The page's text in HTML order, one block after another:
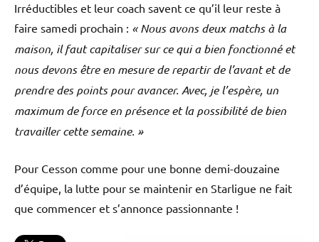
Irréductibles et leur coach savent ce qu’il leur reste à
faire samedi prochain : « Nous avons deux matchs à la
maison, il faut capitaliser sur ce qui a bien fonctionné et
nous devons être en mesure de repartir de l’avant et de
prendre des points pour avancer. Avec, je l’espère, un
maximum de force en présence et la possibilité de bien
travailler cette semaine. »
Pour Cesson comme pour une bonne demi-douzaine
d’équipe, la lutte pour se maintenir en Starligue ne fait
que commencer et s’annonce passionnante !